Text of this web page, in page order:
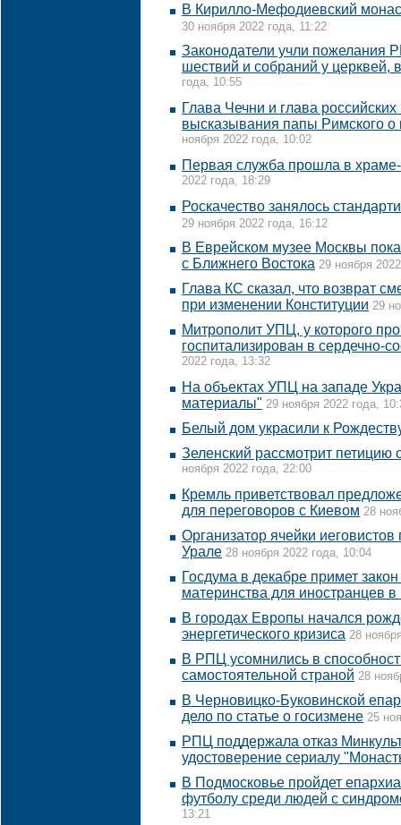
В Кирилло-Мефодиевский
30 ноября 2022 года, 11:22
Законодатели учли пожелания
шествий и собраний у церквей,
года, 10:55
Глава Чечни и глава
высказывания папы Римского о
ноября 2022 года, 10:02
Первая служба прошла в
2022 года, 18:29
Роскачество занялось
29 ноября 2022 года, 16:12
В Еврейском музее Москвы
с Ближнего Востока 29 ноября
Глава КС сказал, что возврат
при изменении Конституции 29
Митрополит УПЦ, у которого
госпитализирован в сердечно-
2022 года, 13:32
На объектах УПЦ на западе
материалы" 29 ноября 2022 года,
Белый дом украсили к
Зеленский рассмотрит
ноября 2022 года, 22:00
Кремль приветствовал
для переговоров с Киевом 28
Организатор ячейки
Урале 28 ноября 2022 года, 10:04
Госдума в декабре примет закон
материнства для иностранцев
В городах Европы начался
энергетического кризиса 28
В РПЦ усомнились в
самостоятельной страной 28
В Черновицко-Буковинской
дело по статье о госизмене 25
РПЦ поддержала отказ
удостоверение сериалу
В Подмосковье пройдет
футболу среди людей с
13:21